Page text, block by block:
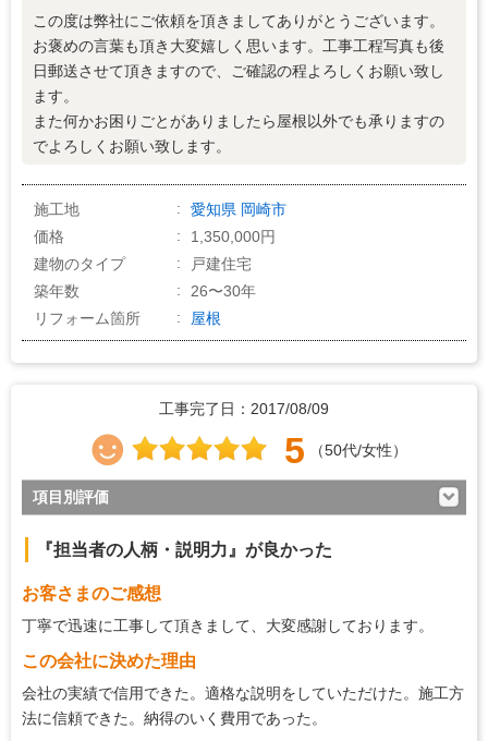
この度は弊社にご依頼を頂きましてありがとうございます。
お褒めの言葉も頂き大変嬉しく思います。工事工程写真も後
日郵送させて頂きますので、ご確認の程よろしくお願い致し
ます。
また何かお困りごとがありましたら屋根以外でも承りますの
でよろしくお願い致します。
施工地 愛知県 岡崎市
価格
1,350,000円
建物のタイプ
戸建住宅
築年数
26〜30年
リフォーム箇所
屋根
工事完了日：2017/08/09
5 （50代/女性）
項目別評価
施工の段取り・管理 5
作業中の配慮
『担当者の人柄・説明力』が良かった
お客さまのご感想
丁寧で迅速に工事して頂きまして、大変感謝しております。
この会社に決めた理由
会社の実績で信用できた。適格な説明をしていただけた。施工方
法に信頼できた。納得のいく費用であった。